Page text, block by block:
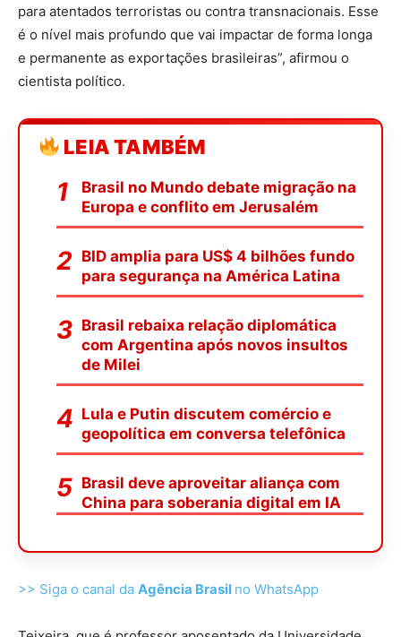
para atentados terroristas ou contra transnacionais. Esse
é o nível mais profundo que vai impactar de forma longa
e permanente as exportações brasileiras”, afirmou o
cientista político.
LEIA TAMBÉM
Brasil no Mundo debate migração na
Europa e conflito em Jerusalém
BID amplia para US$ 4 bilhões fundo
para segurança na América Latina
Brasil rebaixa relação diplomática
com Argentina após novos insultos
de Milei
Lula e Putin discutem comércio e
geopolítica em conversa telefônica
Brasil deve aproveitar aliança com
China para soberania digital em IA
>> Siga o canal da Agência Brasil no WhatsApp